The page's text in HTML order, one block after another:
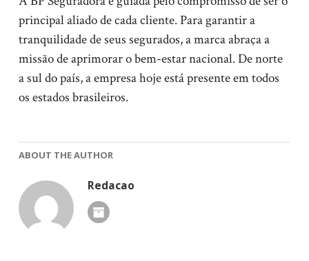
principal aliado de cada cliente. Para garantir a
tranquilidade de seus segurados, a marca abraça a
missão de aprimorar o bem-estar nacional. De norte
a sul do país, a empresa hoje está presente em todos
os estados brasileiros.
ABOUT THE AUTHOR
Redacao